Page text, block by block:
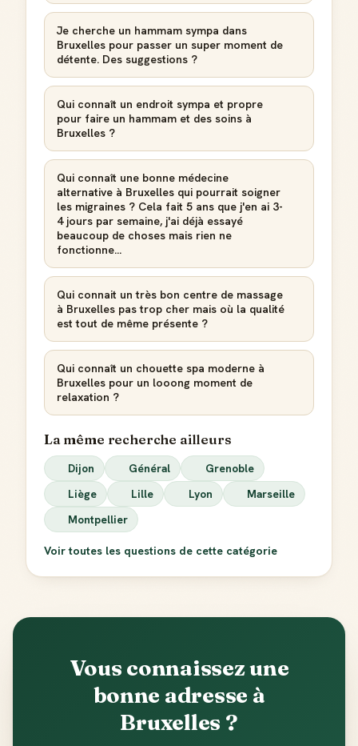
Je cherche un hammam sympa dans
Bruxelles pour passer un super moment de
détente. Des suggestions ?
Qui connaît un endroit sympa et propre
pour faire un hammam et des soins à
Bruxelles ?
Qui connaît une bonne médecine
alternative à Bruxelles qui pourrait soigner
les migraines ? Cela fait 5 ans que j'en ai 3-
4 jours par semaine, j'ai déjà essayé
beaucoup de choses mais rien ne
fonctionne...
Qui connait un très bon centre de massage
à Bruxelles pas trop cher mais où la qualité
est tout de même présente ?
Qui connaît un chouette spa moderne à
Bruxelles pour un looong moment de
relaxation ?
La même recherche ailleurs
Dijon Général
Grenoble
Liège
Lille Lyon
Marseille
Montpellier
Voir toutes les questions de cette catégorie
Ton statut affiché sur toutes tes contributions
Score de réputation
Gagne des points à chaque contribution utile
Reconnaissance locale
Deviens une référence dans ta ville
Notifications
Sois notifié quand ton avis aide quelqu'un
Créer mon compte Guide
Vous connaissez une
bonne adresse à
Bruxelles ?